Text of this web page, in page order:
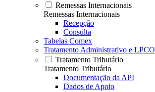
Remessas Internacionais
Remessas Internacionais
Recepção
Consulta
Tabelas Comex
Tratamento Administrativo e LPCO
Tratamento Tributário
Tratamento Tributário
Documentação da API
Dados de Apoio